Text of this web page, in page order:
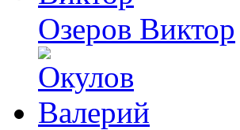
Озеров Виктор